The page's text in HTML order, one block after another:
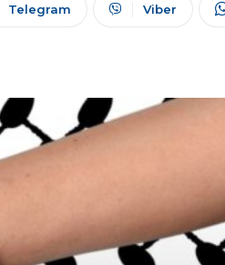
Telegram Viber